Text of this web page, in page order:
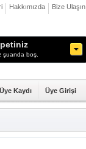
şuanda boş.
Üye Girişi
Kaydı
Bize Ulaşın
Hakkımızda